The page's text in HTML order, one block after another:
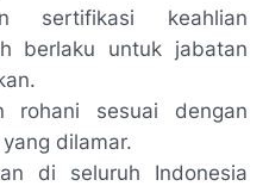
sertifikasi keahlian
berlaku untuk jabatan
rohani sesuai dengan
dilamar.
di seluruh Indonesia